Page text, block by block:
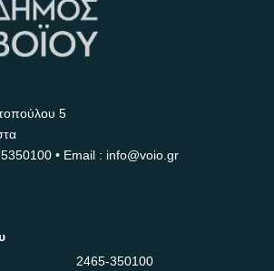
5
• Email : info@voio.gr
2465-350100